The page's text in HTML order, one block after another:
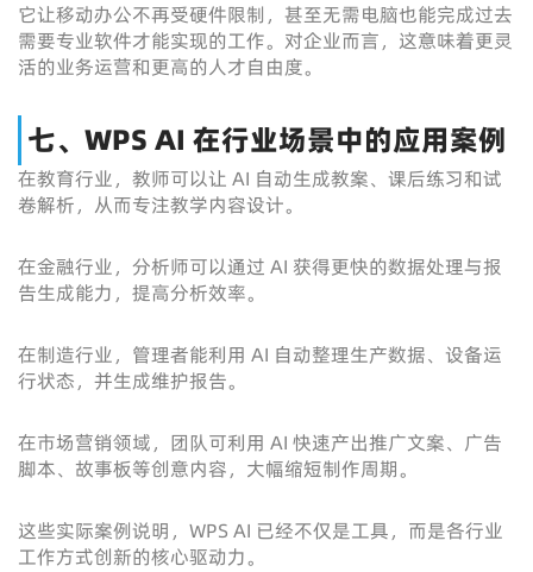
它让移动办公不再受硬件限制，甚至无需电脑也能完成过去
需要专业软件才能实现的工作。对企业而言，这意味着更灵
活的业务运营和更高的人才自由度。
七、WPS AI 在行业场景中的应用案例
在教育行业，教师可以让 AI 自动生成教案、课后练习和试
卷解析，从而专注教学内容设计。
在金融行业，分析师可以通过 AI 获得更快的数据处理与报
告生成能力，提高分析效率。
在制造行业，管理者能利用 AI 自动整理生产数据、设备运
行状态，并生成维护报告。
在市场营销领域，团队可利用 AI 快速产出推广文案、广告
脚本、故事板等创意内容，大幅缩短制作周期。
这些实际案例说明，WPS AI 已经不仅是工具，而是各行业
工作方式创新的核心驱动力。